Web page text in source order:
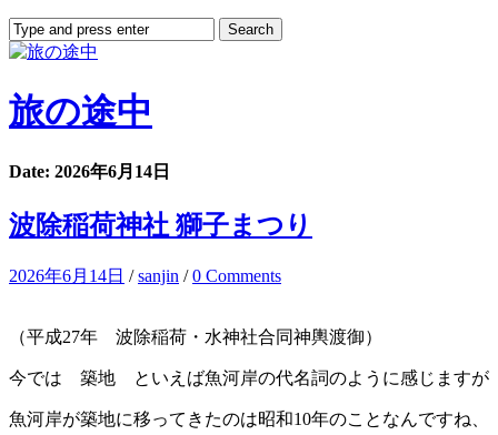
旅の途中
Date: 2026年6月14日
波除稲荷神社 獅子まつり
2026年6月14日 /sanjin /0 Comments
（平成27年 波除稲荷・水神社合同神輿渡御）
今では 築地 といえば魚河岸の代名詞のように感じますが
魚河岸が築地に移ってきたのは昭和10年のことなんですね、